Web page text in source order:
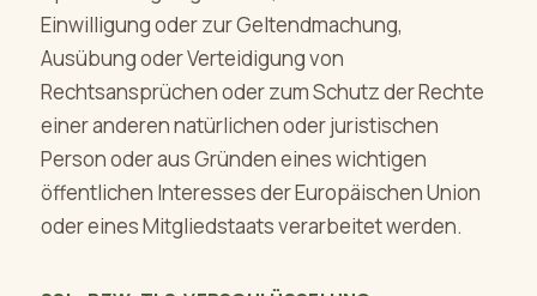
Einwilligung oder zur Geltendmachung,
Ausübung oder Verteidigung von
Rechtsansprüchen oder zum Schutz der Rechte
einer anderen natürlichen oder juristischen
Person oder aus Gründen eines wichtigen
öffentlichen Interesses der Europäischen Union
oder eines Mitgliedstaats verarbeitet werden.